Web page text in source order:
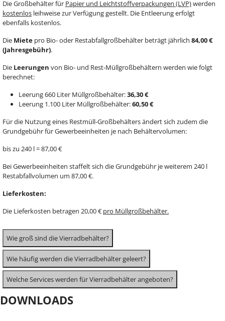
Die Großbehälter für Papier und Leichtstoffverpackungen (LVP)werden
kostenlos leihweise zur Verfügung gestellt. Die Entleerung erfolgt
ebenfalls kostenlos.
Die Miete pro Bio- oder Restabfallgroßbehälter beträgt jährlich 84,00 €
(Jahresgebühr).
Die Leerungen von Bio- und Rest-Müllgroßbehältern werden wie folgt
berechnet:
Leerung 660 Liter Müllgroßbehälter:36,30 €
Leerung 1.100 Liter Müllgroßbehälter:60,50 €
Für die Nutzung eines Restmüll-Großbehälters ändert sich zudem die
Grundgebühr für Gewerbeeinheiten je nach Behältervolumen:
bis zu 240 l = 87,00 €
Bei Gewerbeeinheiten staffelt sich die Grundgebühr je weiterem 240 l
Restabfallvolumen um 87,00 €.
Lieferkosten:
Die Lieferkosten betragen 20,00 € pro Müllgroßbehälter.
Wie groß sind die Vierradbehälter?
Wie häufig werden die Vierradbehälter geleert?
Welche Services werden für Vierradbehälter angeboten?
DOWNLOADS